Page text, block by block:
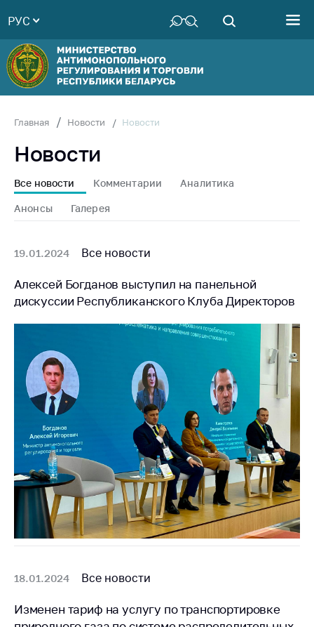
Руководство
Структура
Министерства
Территориальные
Законодательство
Антикоррупционная
деятельность
совет
Соискателям
Награждения
товарная биржа
Общественная
жизнь
Идеологическая
работа
Официальные
геральдические
символы
5 лет МАРТ
Ценовая политика
регулирование и
РУС
Главная Новости Новости
Новости
Все новости Комментарии Аналитика
Анонсы Галерея
19.01.2024 Все новости
Алексей Богданов выступил на панельной
дискуссии Республиканского Клуба Директоров
18.01.2024 Все новости
Изменен тариф на услугу по транспортировке